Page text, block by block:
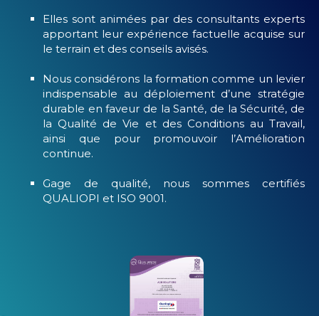
Elles sont animées par des consultants experts
apportant leur expérience factuelle acquise sur
le terrain et des conseils avisés.
Nous considérons la formation comme un levier
indispensable au déploiement d’une stratégie
durable en faveur de la Santé, de la Sécurité, de
la Qualité de Vie et des Conditions au Travail,
ainsi que pour promouvoir l’Amélioration
continue.
Gage de qualité, nous sommes certifiés
QUALIOPI et ISO 9001.